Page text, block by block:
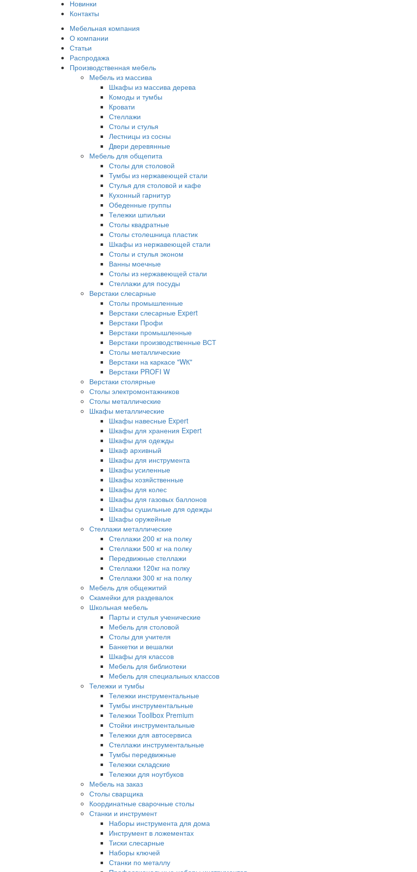
Новинки
Контакты
Мебельная компания
О компании
Статьи
Распродажа
Производственная мебель
Мебель из массива
Шкафы из массива дерева
Комоды и тумбы
Кровати
Стеллажи
Столы и стулья
Лестницы из сосны
Двери деревянные
Мебель для общепита
Столы для столовой
Тумбы из нержавеющей стали
Стулья для столовой и кафе
Кухонный гарнитур
Обеденные группы
Тележки шпильки
Столы квадратные
Столы столешница пластик
Шкафы из нержавеющей стали
Столы и стулья эконом
Ванны моечные
Столы из нержавеющей стали
Стеллажи для посуды
Верстаки слесарные
Столы промышленные
Верстаки слесарные Expert
Верстаки Профи
Верстаки промышленные
Верстаки производственные ВСТ
Столы металлические
Верстаки на каркасе "WК"
Верстаки PROFI W
Верстаки столярные
Столы электромонтажников
Столы металлические
Шкафы металлические
Шкафы навесные Expert
Шкафы для хранения Expert
Шкафы для одежды
Шкаф архивный
Шкафы для инструмента
Шкафы усиленные
Шкафы хозяйственные
Шкафы для колес
Шкафы для газовых баллонов
Шкафы сушильные для одежды
Шкафы оружейные
Стеллажи металлические
Стеллажи 200 кг на полку
Стеллажи 500 кг на полку
Передвижные стеллажи
Стеллажи 120кг на полку
Cтеллажи 300 кг на полку
Мебель для общежитий
Скамейки для раздевалок
Школьная мебель
Парты и стулья ученические
Мебель для столовой
Столы для учителя
Банкетки и вешалки
Шкафы для классов
Мебель для библиотеки
Мебель для специальных классов
Тележки и тумбы
Тележки инструментальные
Тумбы инструментальные
Тележки Toollbox Premium
Стойки инструментальные
Тележки для автосервиса
Стеллажи инструментальные
Тумбы передвижные
Тележки складские
Тележки для ноутбуков
Мебель на заказ
Столы сварщика
Координатные сварочные столы
Станки и инструмент
Наборы инструмента для дома
Инструмент в ложементах
Тиски слесарные
Наборы ключей
Станки по металлу